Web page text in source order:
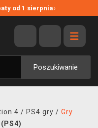
od 1 sierpnia›
Poszukiwanie
4 / PS4 gry / Gry